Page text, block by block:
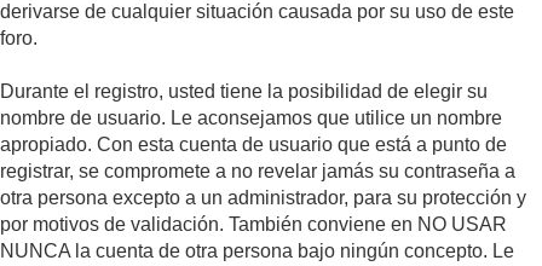
derivarse de cualquier situación causada por su uso de este
foro.
Durante el registro, usted tiene la posibilidad de elegir su
nombre de usuario. Le aconsejamos que utilice un nombre
apropiado. Con esta cuenta de usuario que está a punto de
registrar, se compromete a no revelar jamás su contraseña a
otra persona excepto a un administrador, para su protección y
por motivos de validación. También conviene en NO USAR
NUNCA la cuenta de otra persona bajo ningún concepto. Le